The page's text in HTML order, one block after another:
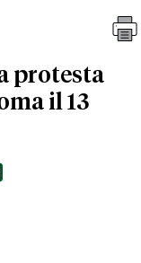
protesta
il 13